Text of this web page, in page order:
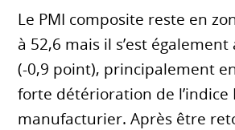
Le PMI composite reste en
à 52,6 mais il s’est
(-0,9 point), principalement
forte détérioration de l’indice
manufacturier. Après être